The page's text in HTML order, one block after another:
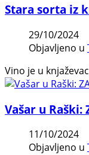
Stara sorta iz
29/10/2024
Objavljeno u
Vino je u
Vašar u Raški:
11/10/2024
Objavljeno u